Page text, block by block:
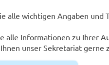
alle wichtigen Angaben und
alle Informationen zu Ihrer
unser Sekretariat gerne